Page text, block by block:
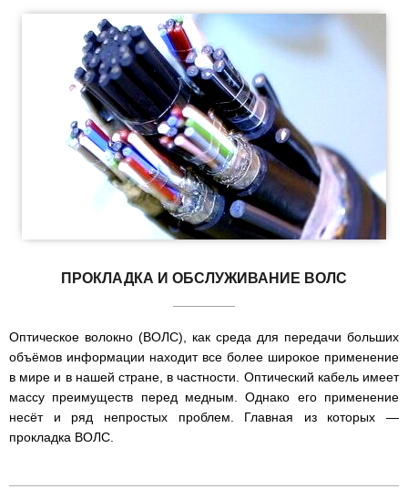
ПРОКЛАДКА И ОБСЛУЖИВАНИЕ ВОЛС
Оптическое волокно (ВОЛС), как среда для передачи больших
объёмов информации находит все более широкое применение
в мире и в нашей стране, в частности. Оптический кабель имеет
массу преимуществ перед медным. Однако его применение
несёт и ряд непростых проблем. Главная из которых —
прокладка ВОЛС.